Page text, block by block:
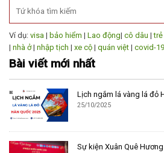
Ví dụ: visa | bảo hiểm | Lao động| cô dâu |trẻ
| nhà ở| nhập tịch | xe cộ | quán việt | covid-19
Bài viết mới nhất
Lịch ngắm lá vàng lá đỏ
25/10/2025
Sự kiện Xuân Quê